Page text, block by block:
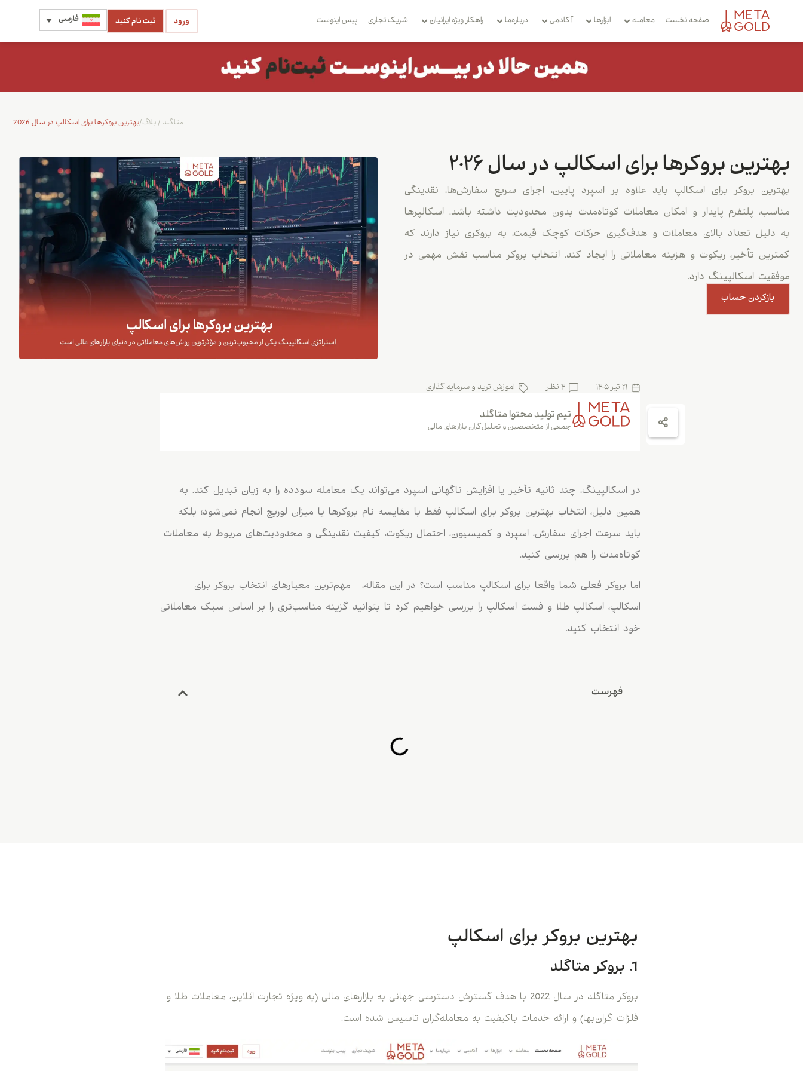
صفحه نخست معامله ابزارها آکادمی درباره‌ما راهکار ویژه ایرانیان شریک تجاری بِیس اینوست فارسی ثبت نام کنید ورود
بهترین بروکرها برای اسکالپ در سال 2026 متاگلد /بلاگ/
بهترین بروکرها برای اسکالپ در سال 2026
بهترین بروکر برای اسکالپ باید علاوه بر اسپرد پایین، اجرای سریع سفارش‌ها، نقدینگی
مناسب، پلتفرم پایدار و امکان معاملات کوتاه‌مدت بدون محدودیت داشته باشد. اسکالپرها
به دلیل تعداد بالای معاملات و هدف‌گیری حرکات کوچک قیمت، به بروکری نیاز دارند که
کمترین تأخیر، ریکوت و هزینه معاملاتی را ایجاد کند. انتخاب بروکر مناسب نقش مهمی در
موفقیت اسکالپینگ دارد.
بازکردن حساب
21 تیر 1405 4 نظر آموزش ترید و سرمایه گذاری
تیم تولید محتوا متاگلد
جمعی از متخصصین و تحلیل‌گران بازارهای مالی
در اسکالپینگ، چند ثانیه تأخیر یا افزایش ناگهانی اسپرد می‌تواند یک معامله سودده را به زیان تبدیل کند. به
همین دلیل، انتخاب بهترین بروکر برای اسکالپ فقط با مقایسه نام بروکرها یا میزان لوریج انجام نمی‌شود؛ بلکه
باید سرعت اجرای سفارش، اسپرد و کمیسیون، احتمال ریکوت، کیفیت نقدینگی و محدودیت‌های مربوط به معاملات
کوتاه‌مدت را هم بررسی کنید.
اما بروکر فعلی شما واقعا برای اسکالپ مناسب است؟ در این مقاله، مهم‌ترین معیارهای انتخاب بروکر برای
اسکالپ، اسکالپ طلا و فست اسکالپ را بررسی خواهیم کرد تا بتوانید گزینه مناسب‌تری را بر اساس سبک معاملاتی
خود انتخاب کنید.
فهرست
بهترین بروکر برای اسکالپ
1. بروکر متاگلد
بروکر متاگلد در سال 2022 با هدف گسترش دسترسی جهانی به بازارهای مالی (به ویژه تجارت آنلاین، معاملات طلا و
فلزات گران‌بها) و ارائه خدمات باکیفیت به معامله‌گران تاسیس شده است.